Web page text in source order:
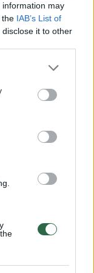
information may
the IAB’s List of
it to other
vienas
kai
kad
gyvenime
Manęs
hobis, o
tiesiog
dienas